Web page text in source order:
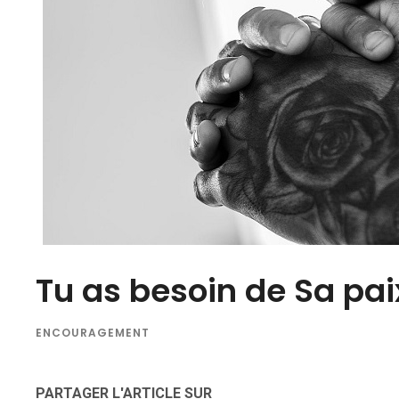
Tu as besoin de Sa
ENCOURAGEMENT
PARTAGER L'ARTICLE SUR